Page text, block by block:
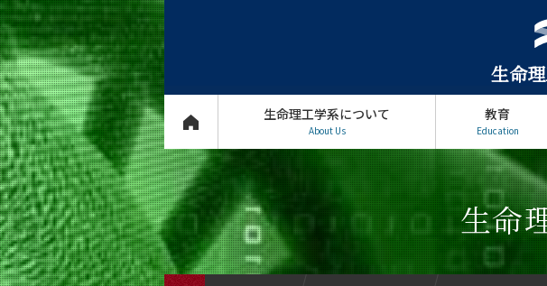
生命
生命理工学系について
About Us
教育
Education
生命